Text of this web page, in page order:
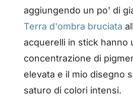
aggiungendo un po' di
Terra d'ombra bruciata
acquerelli in stick hanno
concentrazione di
elevata e il mio disegno
saturo di colori intensi.